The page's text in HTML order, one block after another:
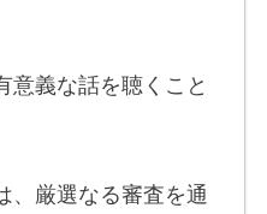
意義な話を聴くこと
、厳選なる審査を通